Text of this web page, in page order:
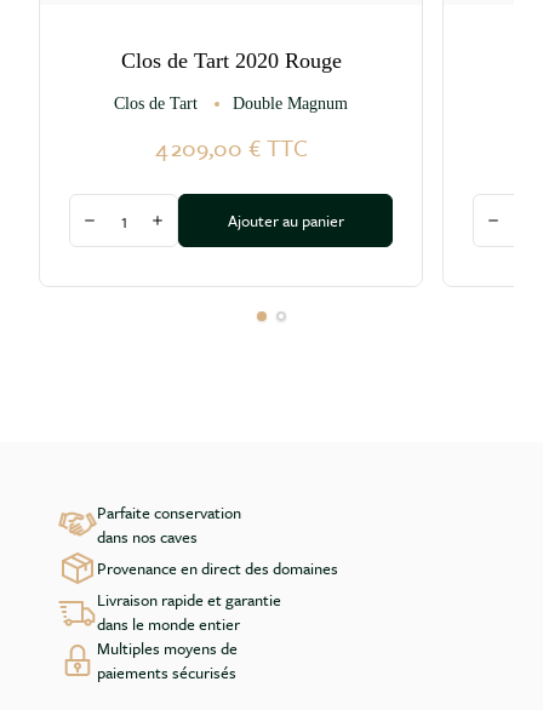
Clos de Tart 2020 Rouge
Clos de Tart Double Magnum
4 209,00 €TTC
Diminuer la quantité
Augmenter la quantité
Ajouter au panier
Parfaite conservation
dans nos caves
Provenance en direct des domaines
Livraison rapide et garantie
dans le monde entier
Multiples moyens de
paiements sécurisés